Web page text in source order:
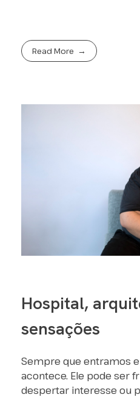
Read More
Hospital,
sensações
Sempre que entramos
acontece. Ele pode ser
despertar interesse ou